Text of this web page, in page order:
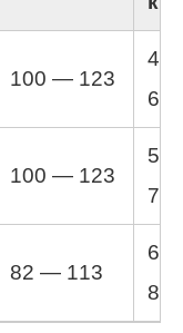
100 — 123
6.5
100 — 123
7.0
82 — 113
8.0